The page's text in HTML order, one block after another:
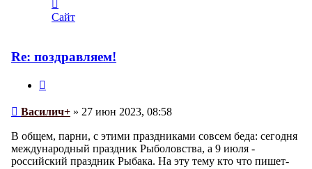
информация
пользователя
Сайт
Re: поздравляем!
Сообщение
Василич+ » 27 июн 2023, 08:58
В общем, парни, с этими праздниками совсем беда: сегодня
международный праздник Рыболовства, а 9 июля -
российский праздник Рыбака. На эту тему кто что пишет-